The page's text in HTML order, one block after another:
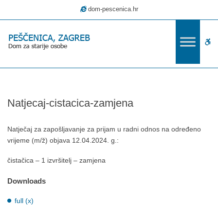
zamjena
dom-pescenica.hr
Natjecaj-cistacica-zamjena
Natječaj za zapošljavanje za prijam u radni odnos na određeno
vrijeme (m/ž) objava 12.04.2024. g.:
čistačica – 1 izvršitelj – zamjena
Downloads
full (x)